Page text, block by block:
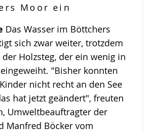
Moor ein
Das Wasser im Böttchers
sich zwar weiter, trotzdem
Holzsteg, der ein wenig in
"Bisher konnten
nicht recht an den See
hat jetzt geändert", freuten
Umweltbeauftragter der
Manfred Böcker vom